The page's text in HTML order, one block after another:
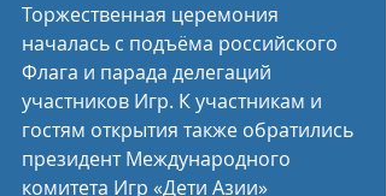
Торжественная церемония
началась с подъёма российского
Флага и парада делегаций
участников Игр. К участникам и
гостям открытия также обратились
президент Международного
комитета Игр «Дети Азии»